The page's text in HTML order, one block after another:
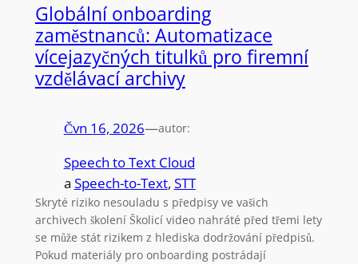
Globální onboarding
zaměstnanců: Automatizace
vícejazyčných titulků pro firemní
vzdělávací archivy
Čvn 16, 2026—autor:
Speech to Text Cloud
a Speech-to-Text, STT
Skryté riziko nesouladu s předpisy ve vašich
archivech školení Školicí video nahráté před třemi lety
se může stát rizikem z hlediska dodržování předpisů.
Pokud materiály pro onboarding postrádají